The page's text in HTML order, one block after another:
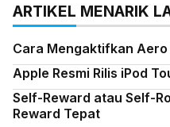
ARTIKEL MENARIK
Cara Mengaktifkan Aero
Apple Resmi Rilis iPod
Self-Reward atau Self-
Reward Tepat